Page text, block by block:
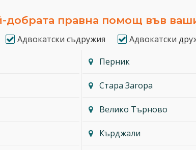
добрата правна помощ във
Адвокатски съдружия
Адвокатски
Перник
Стара Загора
Велико Търново
Кърджали